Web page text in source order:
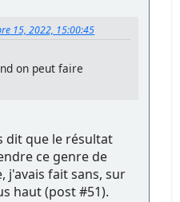
15, 2022, 15:00:45
on peut faire
dit que le résultat
ce genre de
j'avais fait sans, sur
haut (post #51).